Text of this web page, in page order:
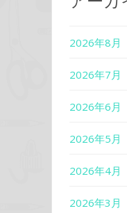
2026年8月
2026年7月
2026年6月
2026年5月
2026年4月
2026年3月